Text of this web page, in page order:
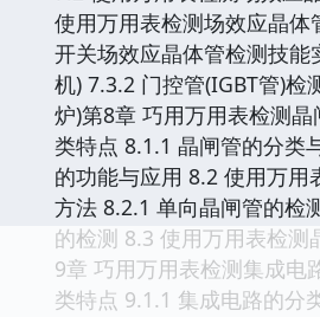
使用万用表检测场效应晶体
开关场效应晶体管检测技能
机) 7.3.2 门控管(IGBT管)检
炉)第8章 巧用万用表检测
类特点 8.1.1 晶闸管的分类
的功能与应用 8.2 使用万用
方法 8.2.1 单向晶闸管的检
的检测 8.3 使用万用表检测
9章 巧用万用表检测集成电
类特点 9.1.1 集成电路的分